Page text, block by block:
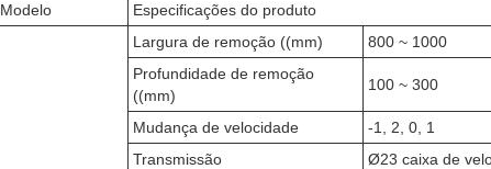
Modelo
Especificações do produto
Largura de remoção ((mm)
800 ~ 1000
Profundidade de remoção
((mm)
100 ~ 300
Mudança de velocidade
-1, 2, 0, 1
Transmissão
Ø23 caixa de